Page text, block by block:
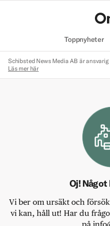
Toppnyheter
Schibsted News Media AB är
Läs mer här
Oj!
Vi ber om ursäkt och
vi kan, håll ut! Har du